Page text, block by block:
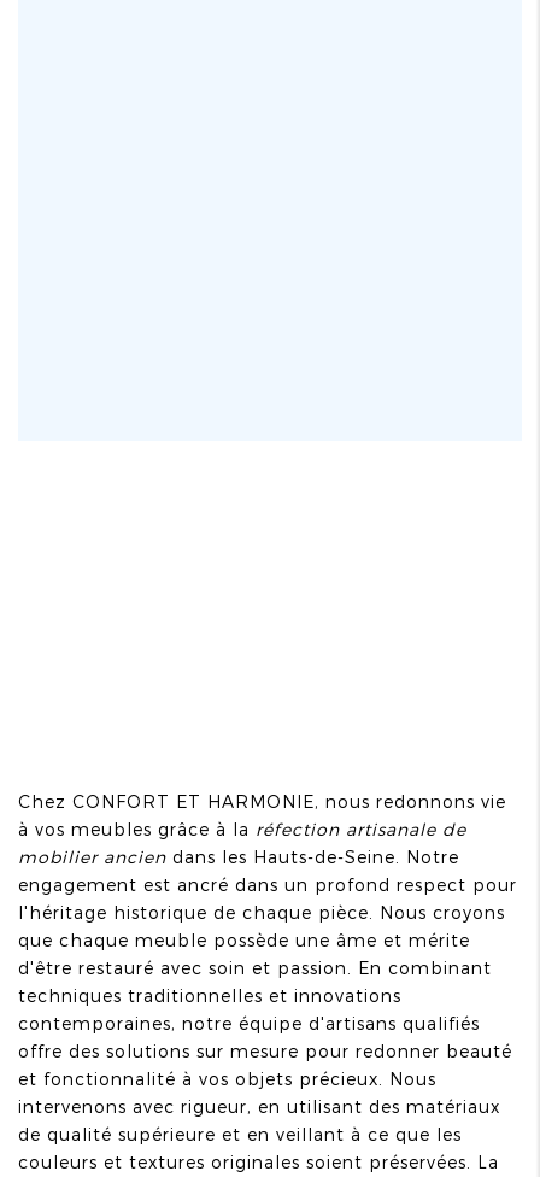
Chez CONFORT ET HARMONIE, nous redonnons vie
à vos meubles grâce à la réfection artisanale de
mobilier ancien dans les Hauts-de-Seine. Notre
engagement est ancré dans un profond respect pour
l'héritage historique de chaque pièce. Nous croyons
que chaque meuble possède une âme et mérite
d'être restauré avec soin et passion. En combinant
techniques traditionnelles et innovations
contemporaines, notre équipe d'artisans qualifiés
offre des solutions sur mesure pour redonner beauté
et fonctionnalité à vos objets précieux. Nous
intervenons avec rigueur, en utilisant des matériaux
de qualité supérieure et en veillant à ce que les
couleurs et textures originales soient préservées. La